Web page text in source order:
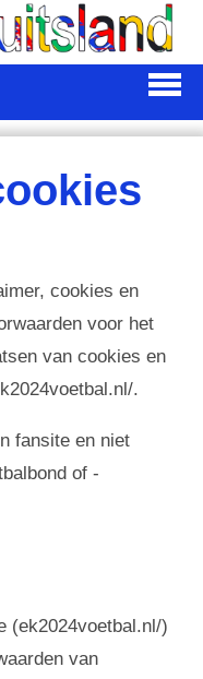
cookies en
voor het
van cookies en
.
fansite en niet
of -
(ek2024voetbal.nl/)
van